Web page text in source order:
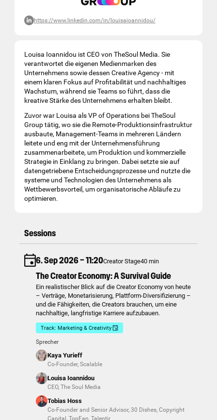
https://www.linkedin.com/in/louisaioannidou/
Louisa Ioannidou ist CEO von TheSoul Media. Sie
verantwortet die eigenen Medienmarken des
Unternehmens sowie dessen Creative Agency - mit
einem klaren Fokus auf Profitabilität und nachhaltiges
Wachstum, während sie Teams so führt, dass die
kreative Stärke des Unternehmens erhalten bleibt.
Zuvor war Louisa als VP of Operations bei TheSoul
Group tätig, wo sie die Remote-Produktionsinfrastruktur
ausbaute, Management-Teams in mehreren Ländern
leitete und eng mit der Unternehmensführung
zusammenarbeitete, um Produktion und kommerzielle
Strategie in Einklang zu bringen. Dabei setzte sie auf
datengetriebene Entscheidungsprozesse und nutzte die
systeme und Technologien des Unternehmens als
Wettbewerbsvorteil, um organisatorische Abläufe zu
optimieren.
Sessions
6. Sep 2026 – 11:20Creator Stage40 min
The Creator Economy: A Survival Guide
Ein realistischer Blick auf die Creator Economy von heute
– Verträge, Monetarisierung, Plattform-Diversifizierung –
und die Fähigkeiten, die Creators brauchen, um eine
nachhaltige, langfristige Karriere aufzubauen.
Track: Marketing & Creativity
Sprecher
Kaya Yurieff
Co-Founder, Scalable
Louisa Ioannidou
CEO, The Soul Media
Tobias Hoss
Co-Founder and Senior Advisor, 30 Dishes, Copyright
Capital, TopFan, Talentir